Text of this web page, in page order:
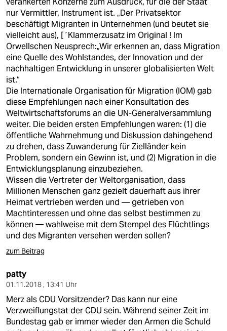
nur Vermittler, Instrument ist. „Der Privatsektor
beschäftigt Migranten in Unternehmen (und beutet sie
vielleicht aus), [´Klammerzusatz im Original ! Im
Orwellschen Neusprech:„Wir erkennen an, dass Migration
eine Quelle des Wohlstandes, der Innovation und der
nachhaltigen Entwicklung in unserer globalisierten Welt
ist.“
Die Internationale Organisation für Migration (IOM) gab
diese Empfehlungen nach einer Konsultation des
Weltwirtschaftsforums an die UN-Generalversammlung
weiter. Die beiden ersten Empfehlungen waren: (1) die
öffentliche Wahrnehmung und Diskussion dahingehend
zu drehen, dass Zuwanderung für Zielländer kein
Problem, sondern ein Gewinn ist, und (2) Migration in die
Entwicklungsplanung einzubeziehen.
Wissen die Vertreter der Weltorganisation, dass
Millionen Menschen ganz gezielt dauerhaft aus ihrer
Heimat vertrieben werden und — getrieben von
Machtinteressen und ohne das selbst bestimmen zu
können — wahlweise mit dem Stempel des Flüchtlings
und des Migranten versehen werden sollen?
zum Beitrag
patty
01.11.2018 , 13:41 Uhr
Merz als CDU Vorsitzender? Das kann nur eine
Verzweiflungstat der CDU sein. Während seiner Zeit im
Bundestag gab er immer wieder den Armen die Schuld